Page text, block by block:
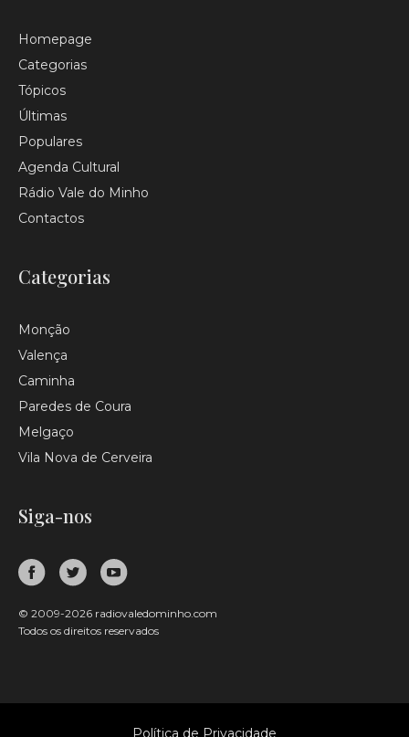
Homepage
Categorias
Tópicos
Últimas
Populares
Agenda Cultural
Rádio Vale do Minho
Contactos
Categorias
Monção
Valença
Caminha
Paredes de Coura
Melgaço
Vila Nova de Cerveira
Siga-nos
© 2009-2026 radiovaledominho.com
Todos os direitos reservados